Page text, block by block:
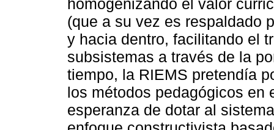
homogenizando el valor
(que a su vez es respaldado
y hacia dentro, facilitando el
subsistemas a través de la
tiempo, la RIEMS pretendía
los métodos pedagógicos en
esperanza de dotar al